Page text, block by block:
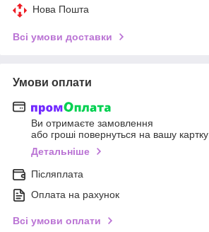
Нова Пошта
Всі умови доставки
Умови оплати
Ви отримаєте замовлення
або гроші повернуться на вашу картку
Детальніше
Післяплата
Оплата на рахунок
Всі умови оплати